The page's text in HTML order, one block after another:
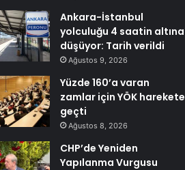
Ankara-İstanbul
yolculuğu 4 saatin altına
düşüyor: Tarih verildi
Ağustos 9, 2026
Yüzde 160’a varan
zamlar için YÖK harekete
geçti
Ağustos 8, 2026
CHP’de Yeniden
Yapılanma Vurgusu